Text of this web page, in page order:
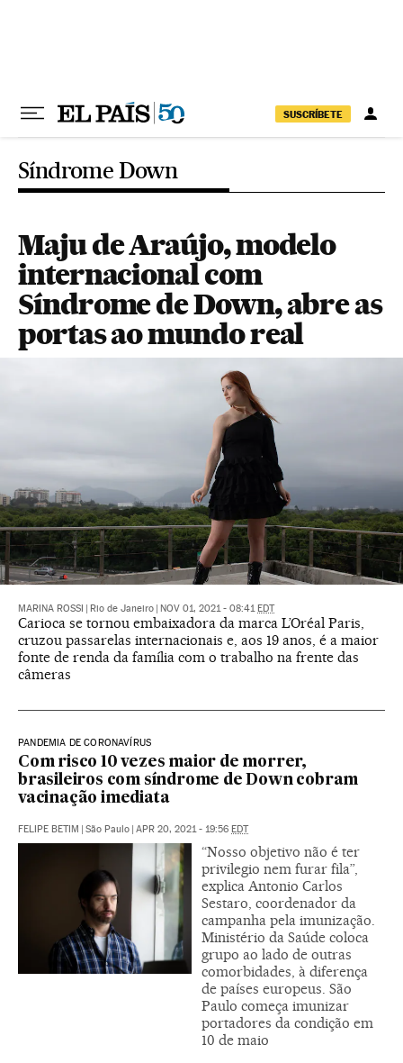
SUSCRÍBETE
Síndrome Down
Maju de Araújo, modelo
internacional com
Síndrome de Down, abre as
portas ao mundo real
MARINA ROSSI Rio de Janeiro NOV 01, 2021 - 08:41 EDT
Carioca se tornou embaixadora da marca L’Oréal Paris,
cruzou passarelas internacionais e, aos 19 anos, é a maior
fonte de renda da família com o trabalho na frente das
câmeras
PANDEMIA DE CORONAVÍRUS
Com risco 10 vezes maior de morrer,
brasileiros com síndrome de Down cobram
vacinação imediata
FELIPE BETIM São Paulo APR 20, 2021 - 19:56 EDT
“Nosso objetivo não é ter
privilegio nem furar fila”,
explica Antonio Carlos
Sestaro, coordenador da
campanha pela imunização.
Ministério da Saúde coloca
grupo ao lado de outras
comorbidades, à diferença
de países europeus. São
Paulo começa imunizar
portadores da condição em
10 de maio